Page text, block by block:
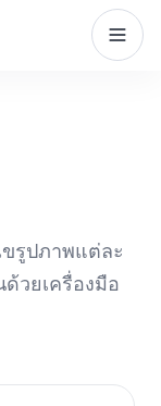
รูปภาพแต่ละ
วยเครื่องมือ